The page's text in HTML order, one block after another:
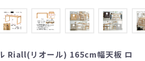
Riall(リオール) 165cm幅天板 ロ